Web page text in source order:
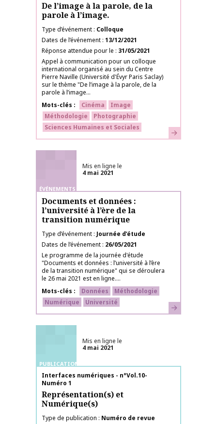
De l’image à la parole, de la
parole à l’image.
Type d’événement Colloque
Dates de l’événement 13/12/2021
Réponse attendue pour le
31/05/2021
Appel à communication pour un colloque
international organisé au sein du Centre
Pierre Naville (Université d'Évyr Paris Saclay)
sur le thème "De l’image à la parole, de la
parole à l’image...
Mots-clés
Cinéma
Image
Méthodologie
Photographie
Sciences Humaines et Sociales
En savoir plus
ÉVÉNEMENTS
Mis en ligne le
4 mai 2021
Documents et données :
l’université à l’ère de la
transition numérique
Type d’événement Journée d’étude
Dates de l’événement 26/05/2021
Le programme de la journée d'étude
"Documents et données : l’université à l’ère
de la transition numérique" qui se déroulera
le 26 mai 2021 est en ligne....
Mots-clés
Données
Méthodologie
Numérique
Université En savoir plus
PUBLICATIONS
Mis en ligne le
4 mai 2021
Nom de la publication
Interfaces numériques - n°Vol.10-
Numéro 1
Représentation(s) et
Numérique(s)
Type de publication
Numéro de revue